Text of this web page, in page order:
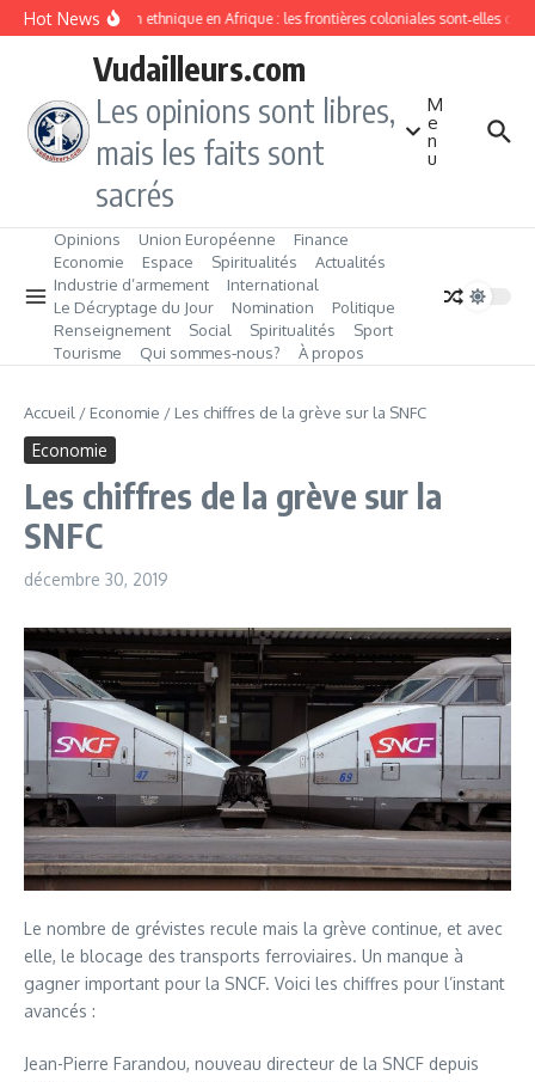
Aller au contenu
Hot NewsDivision ethnique en Afrique : les frontières coloniales sont‑elles
Vudailleurs.com
Les opinions sont libres,
mais les faits sont
sacrés
M
e
n
u
Opinions Union Européenne
Finance
Economie
Espace Spiritualités
Actualités
Industrie d’armement
International
Le Décryptage du Jour
Nomination
Politique
Renseignement
Social Spiritualités
Sport
Tourisme
Qui sommes‑nous? À propos
Accueil / Economie / Les chiffres de la grève sur la SNFC
Economie
Les chiffres de la grève sur la
SNFC
décembre 30, 2019
Le nombre de grévistes recule mais la grève continue, et avec
elle, le blocage des transports ferroviaires. Un manque à
gagner important pour la SNCF. Voici les chiffres pour l’instant
avancés :
Jean-Pierre Farandou, nouveau directeur de la SNCF depuis